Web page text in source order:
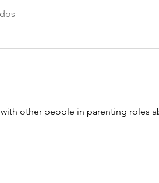
other people in parenting roles